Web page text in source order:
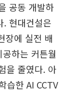
공동 개발하
. 현대건설은
장에 실전 배
하는 커튼월
을 줄였다. 아
습한 AI CCTV